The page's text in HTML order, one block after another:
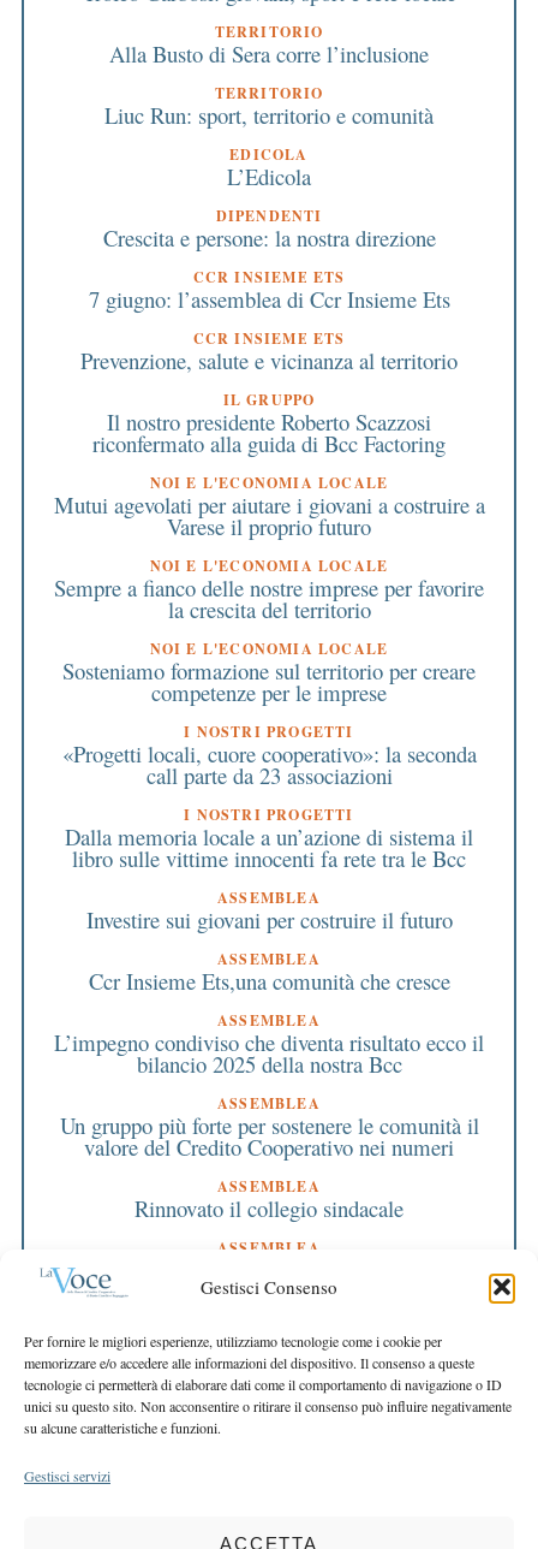
Gestisci Consenso
Per fornire le migliori esperienze, utilizziamo tecnologie come i cookie per
memorizzare e/o accedere alle informazioni del dispositivo. Il consenso a queste
tecnologie ci permetterà di elaborare dati come il comportamento di navigazione o ID
unici su questo sito. Non acconsentire o ritirare il consenso può influire negativamente
su alcune caratteristiche e funzioni.
Gestisci servizi
ACCETTA
TERRITORIO
Alla Busto di Sera corre l’inclusione
TERRITORIO
Liuc Run: sport, territorio e comunità
EDICOLA
L’Edicola
DIPENDENTI
Crescita e persone: la nostra direzione
CCR INSIEME ETS
7 giugno: l’assemblea di Ccr Insieme Ets
CCR INSIEME ETS
Prevenzione, salute e vicinanza al territorio
IL GRUPPO
Il nostro presidente Roberto Scazzosi
riconfermato alla guida di Bcc Factoring
NOI E L'ECONOMIA LOCALE
Mutui agevolati per aiutare i giovani a costruire a
Varese il proprio futuro
NOI E L'ECONOMIA LOCALE
Sempre a fianco delle nostre imprese per favorire
la crescita del territorio
NOI E L'ECONOMIA LOCALE
Sosteniamo formazione sul territorio per creare
competenze per le imprese
I NOSTRI PROGETTI
«Progetti locali, cuore cooperativo»: la seconda
call parte da 23 associazioni
I NOSTRI PROGETTI
Dalla memoria locale a un’azione di sistema il
libro sulle vittime innocenti fa rete tra le Bcc
ASSEMBLEA
Investire sui giovani per costruire il futuro
ASSEMBLEA
Ccr Insieme Ets,una comunità che cresce
ASSEMBLEA
L’impegno condiviso che diventa risultato ecco il
bilancio 2025 della nostra Bcc
ASSEMBLEA
Un gruppo più forte per sostenere le comunità il
valore del Credito Cooperativo nei numeri
ASSEMBLEA
Rinnovato il collegio sindacale
ASSEMBLEA
Bilancio approvato all’unanimità e 2 milioni
destinati al territorio
Crescere restando riconoscibili
EDITORIALE PRESIDENTE
Costruire futuro insieme
COPYRIGHT 2025 LA VOCE |PRIVACY